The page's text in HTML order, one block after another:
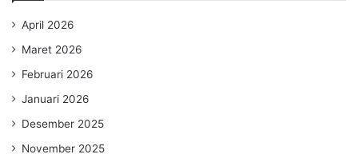
April 2026
Maret 2026
Februari 2026
Januari 2026
Desember 2025
November 2025